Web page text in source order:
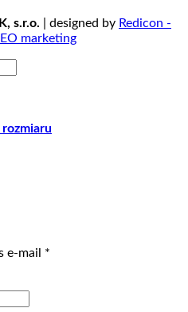
s.r.o. | designed by Redicon -
marketing
e-mail *